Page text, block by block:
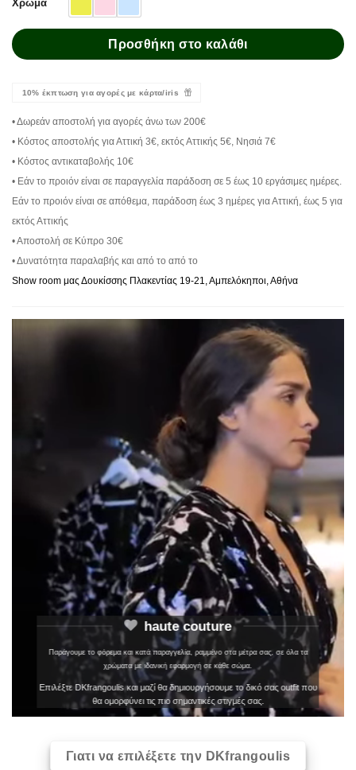
Χρώμα
Προσθήκη στο καλάθι
10% έκπτωση για αγορές με κάρτα/iris
• Δωρεάν αποστολή για αγορές άνω των 200€
• Κόστος αποστολής για Αττική 3€, εκτός Αττικής 5€, Νησιά 7€
• Κόστος αντικαταβολής 10€
• Εάν το προιόν είναι σε παραγγελία παράδοση σε 5 έως 10 εργάσιμες ημέρες.
Εάν το προιόν είναι σε απόθεμα, παράδοση έως 3 ημέρες για Αττική, έως 5 για
εκτός Αττικής
• Αποστολή σε Κύπρο 30€
• Δυνατότητα παραλαβής και από το από το
Show room μας Δουκίσσης Πλακεντίας 19-21, Αμπελόκηποι, Αθήνα
haute couture
Παράγουμε το φόρεμα και κατά παραγγελία, ραμμένο στα μέτρα σας, σε όλα τα
χρώματα με ιδανική εφαρμογή σε κάθε σώμα.
Επιλέξτε DKfrangoulis και μαζί θα δημιουργήσουμε το δικό σας outfit που
θα ομορφύνει τις πιο σημαντικές στιγμές σας.
Γιατι να επιλέξετε την DKfrangoulis